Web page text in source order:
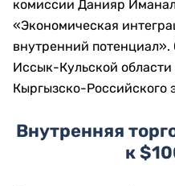
комиссии Данияр
«Экономическая
внутренний потенциал».
Иссык-Кульской
Кыргызско-Российского
Внутренняя
к